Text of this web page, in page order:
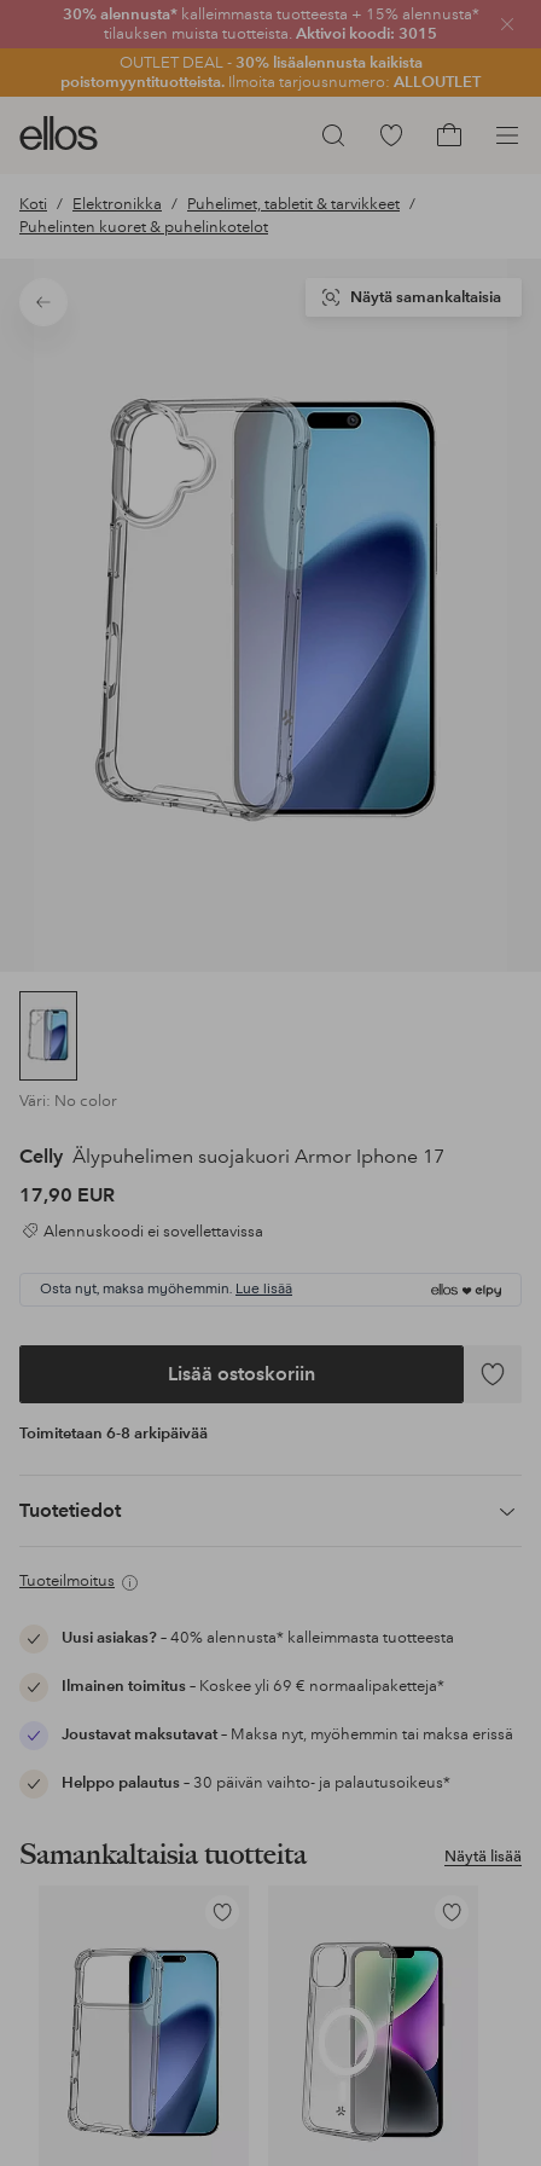
30% alennusta*kalleimmasta tuotteesta + 15% alennusta*
tilauksen muista tuotteista. Aktivoi koodi: 3015
OUTLET DEAL -30% lisäalennusta kaikista
poistomyyntituotteista. Ilmoita tarjousnumero: ALLOUTLET
Sulje
Hae
Ellos-
logo
siirry
Siirry
Koti Elektronikka
Puhelimet, tabletit & tarvikkeet
Puhelinten kuoret & puhelinkotelot
Takaisin
Näytä samankaltaisia
Väri: No color
Celly Älypuhelimen suojakuori Armor Iphone 17
17,90 EUR
Alennuskoodi ei sovellettavissa
Osta nyt, maksa myöhemmin. Lue lisää
Lisää ostoskoriin
Lisää
Toimitetaan 6-8 arkipäivää
Tuotetiedot
Tuoteilmoitus
Uusi asiakas?– 40% alennusta* kalleimmasta tuotteesta
Ilmainen toimitus– Koskee yli 69 € normaalipaketteja*
Joustavat maksutavat– Maksa nyt, myöhemmin tai maksa erissä
Helppo palautus– 30 päivän vaihto- ja palautusoikeus*
Näytä lisää
Samankaltaisia tuotteita
Lisää
Lisää
suosikkeihin